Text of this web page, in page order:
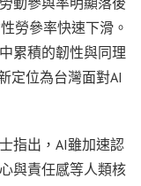
勞參率快速下滑。
累積的韌性與同理
定位為台灣面對AI
指出，AI雖加速認
與責任感等人類核